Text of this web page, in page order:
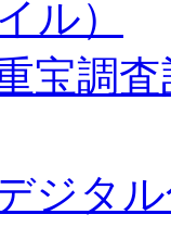
ル）
宝調
ジタ